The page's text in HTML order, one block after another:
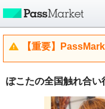
【重要】
ぽこたの全国触れ合い